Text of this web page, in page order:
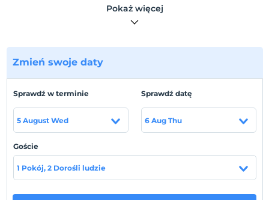
konforun devamlılığı sağlanmıştır.
Casa Ja Voi bu yıl hizmet vermeye başlayan, Turizm
her sabah denizin kokusunu ve sesini duyarak uyanırsınız.
Otel hizmetlerimizin yanı sıra restoran ve barımızdan
Lokalizacja
Otelimizin önü Gündoğan Küçükbük Sahili'nde denize
Plaża
Küçükbük Sahili Gündoğan ve Türkbükü Koyları arasında
yer alır. Sahil çocukların rahatça oynayabileceği şekilde
Pokaż więcej
Zmień swoje daty
Sprawdź w terminie
5 August Wed
Sprawdź datę
6 Aug Thu
Goście
1 Pokój, 2 Dorośli ludzie